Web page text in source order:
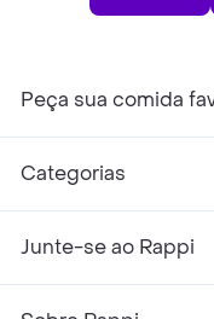
Peça sua comida
Categorias
Junte-se ao Rappi